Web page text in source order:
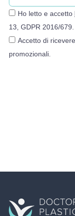
Ho letto e accetto
13, GDPR 2016/679.
Accetto di
promozionali.